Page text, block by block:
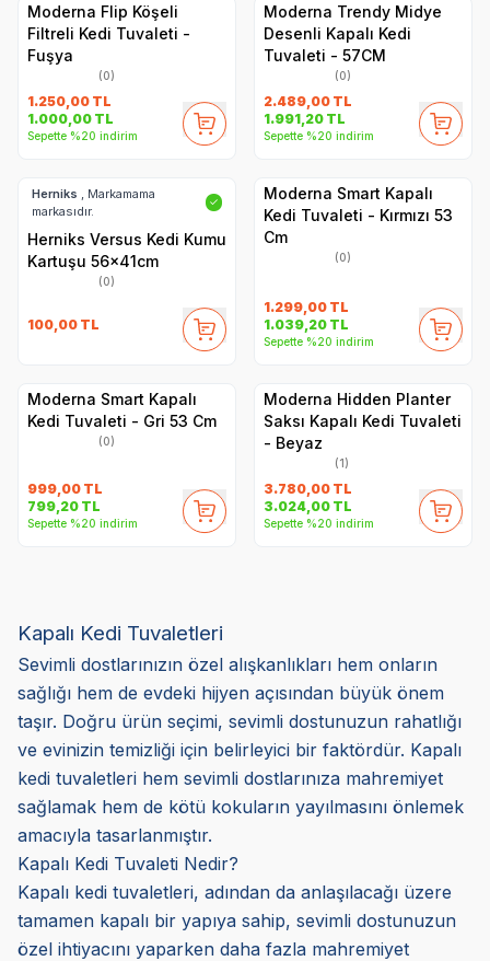
Moderna Flip Köşeli
Filtreli Kedi Tuvaleti -
Fuşya
(0)
1.250,00 TL
1.000,00 TL
Sepette %20 indirim
Moderna Trendy Midye
Desenli Kapalı Kedi
Tuvaleti - 57CM
(0)
2.489,00 TL
1.991,20 TL
Sepette %20 indirim
Herniks
, Markamama
markasıdır.
✓
Herniks Versus Kedi Kumu
Kartuşu 56x41cm
(0)
100,00 TL
Moderna Smart Kapalı
Kedi Tuvaleti - Kırmızı 53
Cm
(0)
1.299,00 TL
1.039,20 TL
Sepette %20 indirim
Moderna Smart Kapalı
Kedi Tuvaleti - Gri 53 Cm
(0)
999,00 TL
799,20 TL
Sepette %20 indirim
Moderna Hidden Planter
Saksı Kapalı Kedi Tuvaleti
- Beyaz
(1)
3.780,00 TL
3.024,00 TL
Sepette %20 indirim
Kapalı Kedi Tuvaletleri
Sevimli dostlarınızın özel alışkanlıkları hem onların
sağlığı hem de evdeki hijyen açısından büyük önem
taşır. Doğru ürün seçimi, sevimli dostunuzun rahatlığı
ve evinizin temizliği için belirleyici bir faktördür. Kapalı
kedi tuvaletleri hem sevimli dostlarınıza mahremiyet
sağlamak hem de kötü kokuların yayılmasını önlemek
amacıyla tasarlanmıştır.
Kapalı Kedi Tuvaleti Nedir?
Kapalı kedi tuvaletleri, adından da anlaşılacağı üzere
tamamen kapalı bir yapıya sahip, sevimli dostunuzun
özel ihtiyacını yaparken daha fazla mahremiyet